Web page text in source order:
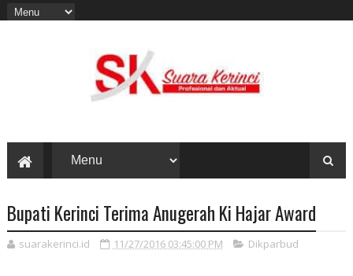
Bupati Kerinci Terima Anugerah Ki Hajar Award
suarakerinci.id 11/27/2016 03:45:00 PM Dikparbud